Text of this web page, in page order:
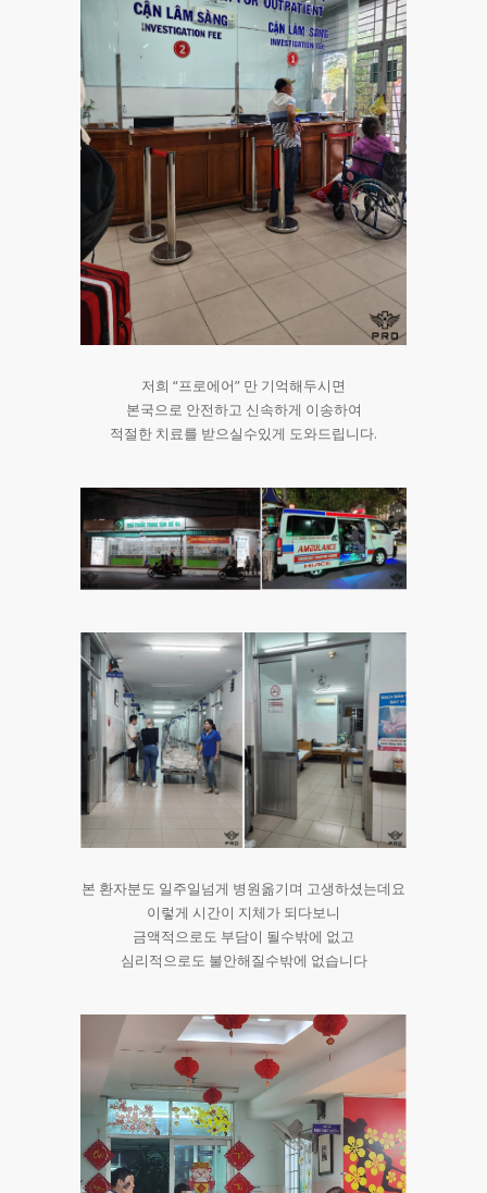
저희 “프로에어” 만 기억해두시면
본국으로 안전하고 신속하게 이송하여
적절한 치료를 받으실수있게 도와드립니다.
본 환자분도 일주일넘게 병원옮기며 고생하셨는데요
이렇게 시간이 지체가 되다보니
금액적으로도 부담이 될수밖에 없고
심리적으로도 불안해질수밖에 없습니다